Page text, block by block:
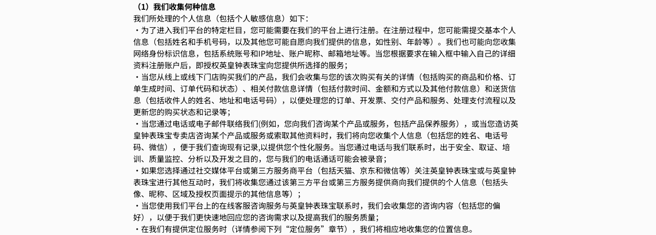
（1）我们收集何种信息
我们所处理的个人信息（包括个人敏感信息）如下：
•为了进入我们平台的特定栏目，您可能需要在我们的平台上进行注册。在注册过程中，您可能需提交基本个人
信息（包括姓名和手机号码，以及其他您可能自愿向我们提供的信息，如性别、年龄等）。我们也可能向您收集
网络身份标识信息，包括系统账号和IP地址、账户昵称、邮箱地址等。当您根据要求在输入框中输入自己的详细
资料注册账户后，即授权英皇钟表珠宝向您提供所选择的服务；
•当您从线上或线下门店购买我们的产品，我们会收集与您的该次购买有关的详情（包括购买的商品和价格、订
单生成时间、订单代码和状态）、相关付款信息详情（包括付款时间、金额和方式以及其他付款信息）和送货信
息（包括收件人的姓名、地址和电话号码），以便处理您的订单、开发票、交付产品和服务、处理支付流程以及
更新您的购买状态和记录等；
•当您通过电话或电子邮件联络我们(例如，您向我们咨询某个产品或服务，包括产品保养服务），或当您造访英
皇钟表珠宝专卖店咨询某个产品或服务或索取其他资料时，我们将向您收集个人信息（包括您的姓名、电话号
码、微信），便于我们查询现有记录,以提供您个性化服务。当您通过电话与我们联系时，出于安全、取证、培
训、质量监控、分析以及开发之目的，您与我们的电话通话可能会被录音；
•如果您选择通过社交媒体平台或第三方服务商平台（包括天猫、京东和微信等）关注英皇钟表珠宝或与英皇钟
表珠宝进行其他互动时，我们将收集您通过该第三方平台或第三方服务提供商向我们提供的个人信息（包括头
像、昵称、区域及授权页面提示的其他信息等）；
•当您使用我们平台上的在线客服咨询服务与英皇钟表珠宝联系时，我们会收集您的咨询内容（包括您的偏
好），以便于我们更快速地回应您的咨询需求以及提高我们的服务质量；
•在我们有提供定位服务时（详情参阅下列“定位服务”章节），我们将相应地收集您的位置信息。